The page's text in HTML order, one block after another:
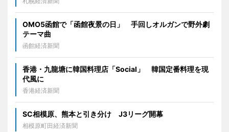
OMO5函館で「函館夜景の日」 手回しオルガンで野外劇
テーマ曲
函館経済新聞
香港・九龍塘に韓国料理店「Social」 韓国定番料理を現
代風に
香港経済新聞
SC相模原、熊本と引き分け J3リーグ開幕
相模原町田経済新聞